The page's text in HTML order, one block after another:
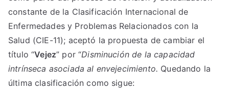
constante de la Clasificación Internacional de
Enfermedades y Problemas Relacionados con la
Salud (CIE-11); aceptó la propuesta de cambiar el
título “Vejez” por “Disminución de la capacidad
intrínseca asociada al envejecimiento. Quedando la
última clasificación como sigue: